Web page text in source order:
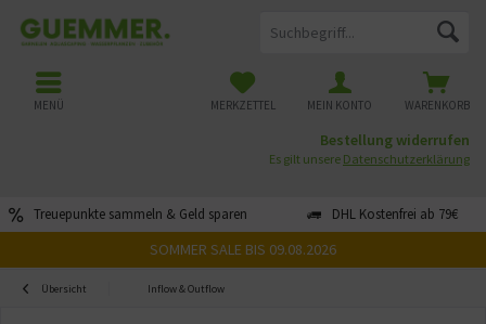
Treuepunkte sammeln & Geld sparen DHL Kostenfrei ab 79€
WARENKORB
MERKZETTEL MEIN KONTO
MENÜ
Bestellung widerrufen
Es gilt unsere Datenschutzerklärung
SOMMER SALE BIS 09.08.2026
Übersicht Inflow & Outflow